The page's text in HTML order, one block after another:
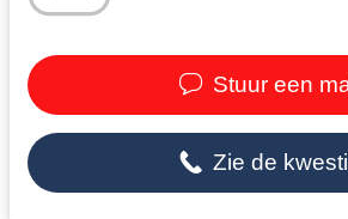
Stuur een
Zie de